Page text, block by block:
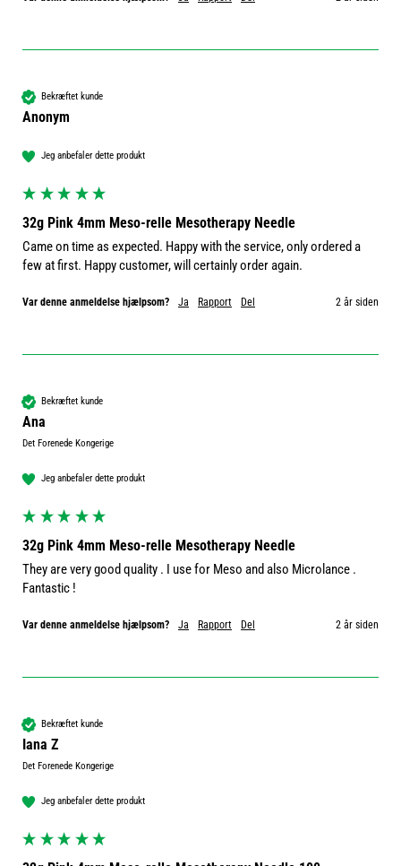
Bekræftet kunde
Anonym
Jeg anbefaler dette produkt
32g Pink 4mm Meso-relle Mesotherapy Needle
Came on time as expected. Happy with the service, only ordered a
few at first. Happy customer, will certainly order again.
Var denne anmeldelse hjælpsom? Ja Rapport Del 2 år siden
Bekræftet kunde
Ana
Det Forenede Kongerige
Jeg anbefaler dette produkt
32g Pink 4mm Meso-relle Mesotherapy Needle
They are very good quality . I use for Meso and also Microlance .
Fantastic !
Var denne anmeldelse hjælpsom? Ja Rapport Del 2 år siden
Bekræftet kunde
Iana Z
Det Forenede Kongerige
Jeg anbefaler dette produkt